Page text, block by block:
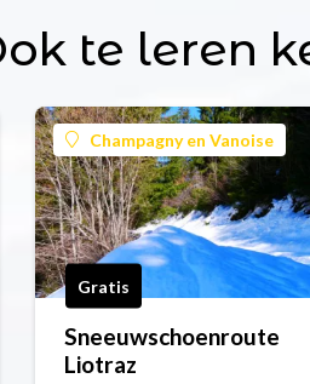
te leren
Champagny en Vanoise
Gratis
Sneeuwschoenroute
Liotraz